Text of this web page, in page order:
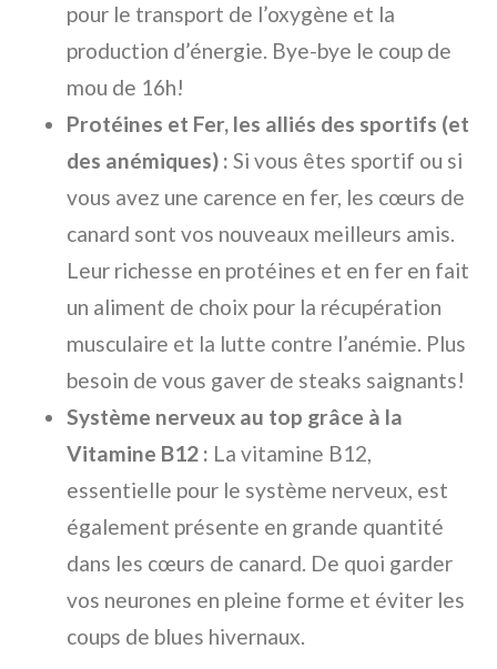
pour le transport de l’oxygène et la
production d’énergie. Bye-bye le coup de
mou de 16h!
Protéines et Fer, les alliés des sportifs (et
des anémiques) : Si vous êtes sportif ou si
vous avez une carence en fer, les cœurs de
canard sont vos nouveaux meilleurs amis.
Leur richesse en protéines et en fer en fait
un aliment de choix pour la récupération
musculaire et la lutte contre l’anémie. Plus
besoin de vous gaver de steaks saignants!
Système nerveux au top grâce à la
Vitamine B12 : La vitamine B12,
essentielle pour le système nerveux, est
également présente en grande quantité
dans les cœurs de canard. De quoi garder
vos neurones en pleine forme et éviter les
coups de blues hivernaux.